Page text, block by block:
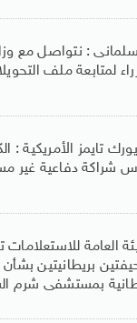
: نتواصل مع
لمتابعة ملف
تايمز الأمريكية :
شراكة دفاعية غير
العامة
بريطانيتين
بمستشفى شرم